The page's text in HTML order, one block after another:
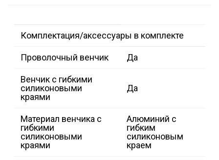
Комплектация/аксессуары в комплекте
Проволочный венчик Да
Венчик с гибкими
силиконовыми
краями
Да
Материал венчика с
гибкими
силиконовыми
краями
Алюминий с
гибким
силиконовым
краем